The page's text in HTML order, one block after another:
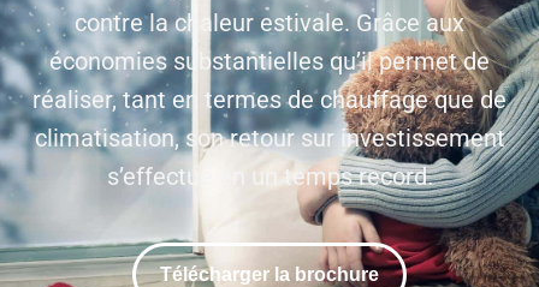
contre la chaleur estivale. Grâce aux
économies substantielles qu’il permet de
réaliser, tant en termes de chauffage que de
climatisation, son retour sur investissement
s’effectue en un temps record.
Télécharger la brochure